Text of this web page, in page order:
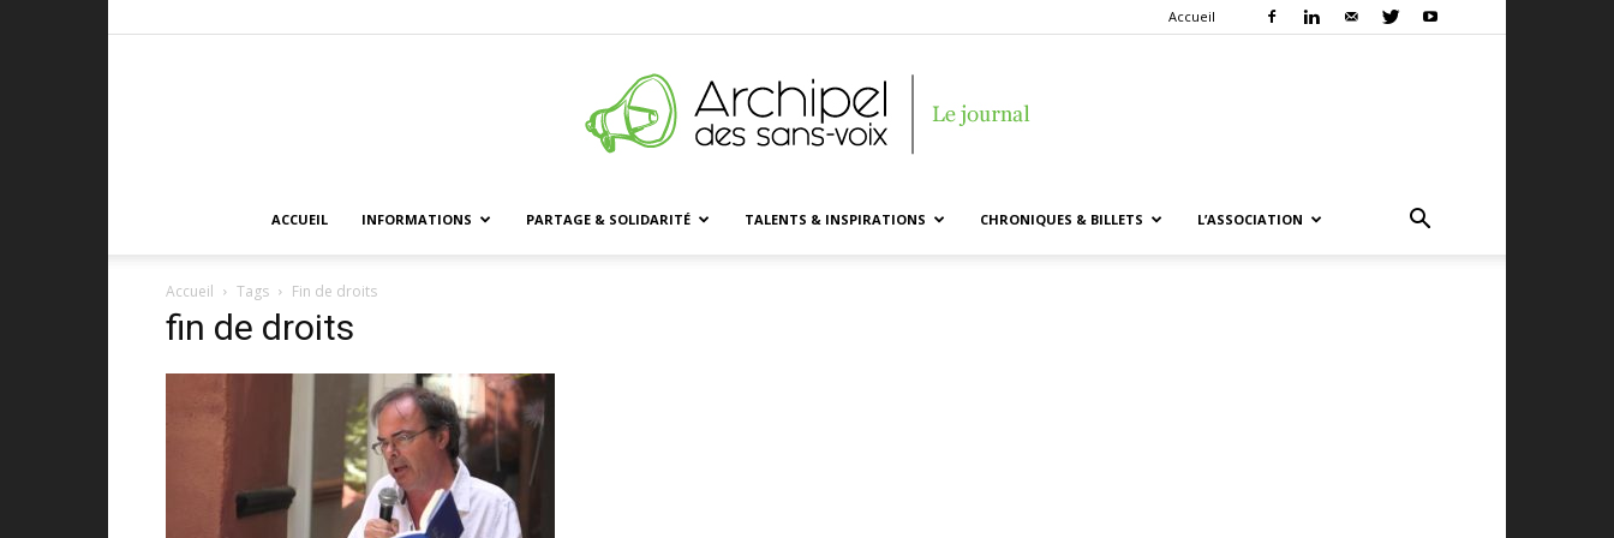
Accueil
ACCUEIL INFORMATIONS PARTAGE & SOLIDARITÉ TALENTS & INSPIRATIONS CHRONIQUES & BILLETS L’ASSOCIATION
Accueil Tags Fin de droits
fin de droits